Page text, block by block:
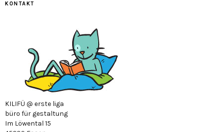
KONTAKT
KILIFÜ @ erste liga
büro für gestaltung
Im Löwental 15